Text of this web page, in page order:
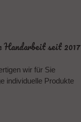
Handarbeit seit 2017
wir für Sie
individuelle Produkte